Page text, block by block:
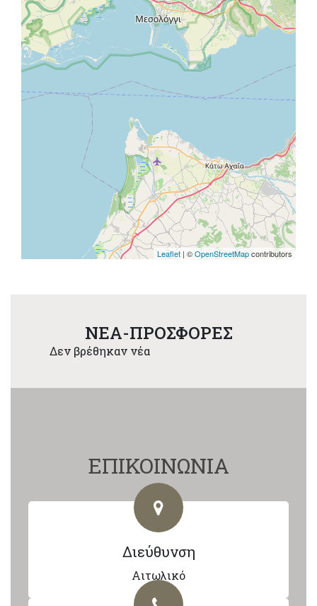
Leaflet | ©OpenStreetMapcontributors
NEA-ΠΡΟΣΦΟΡΕΣ
Δεν βρέθηκαν νέα
ΕΠΙΚΟΙΝΩΝΙΑ
Διεύθυνση
Αιτωλικό